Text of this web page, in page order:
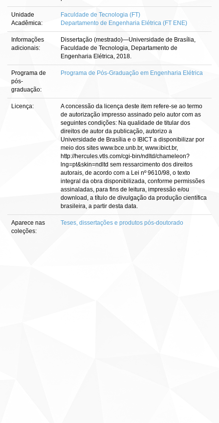
Unidade
Acadêmica:
Faculdade de Tecnologia (FT)
Departamento de Engenharia Elétrica (FT ENE)
Informações
adicionais:
Dissertação (mestrado)—Universidade de Brasília,
Faculdade de Tecnologia, Departamento de
Engenharia Elétrica, 2018.
Programa de
pós-
graduação:
Programa de Pós-Graduação em Engenharia Elétrica
Licença:
A concessão da licença deste item refere-se ao termo
de autorização impresso assinado pelo autor com as
seguintes condições: Na qualidade de titular dos
direitos de autor da publicação, autorizo a
Universidade de Brasília e o IBICT a disponibilizar por
meio dos sites www.bce.unb.br, www.ibict.br,
http://hercules.vtls.com/cgi-bin/ndltd/chameleon?
lng=pt&skin=ndltd sem ressarcimento dos direitos
autorais, de acordo com a Lei nº 9610/98, o texto
integral da obra disponibilizada, conforme permissões
assinaladas, para fins de leitura, impressão e/ou
download, a título de divulgação da produção científica
brasileira, a partir desta data.
Aparece nas
coleções:
Teses, dissertações e produtos pós-doutorado